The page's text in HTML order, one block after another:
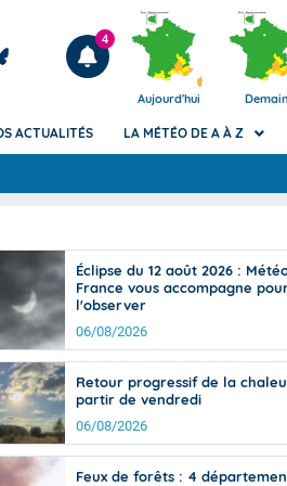
Articles
4
Aujourd'hui Demain
de
Phénomènes dangereux de
Avertissement pluies
des communes (Apic)
Bulletins Marine
Bulletins d'estimation du
d'avalanche
Météo des forêts
Vigicrues
ACTUALITÉS LA MÉTÉO DE A À Z
Éclipse du 12 août 2026 :
France vous accompagne
l'observer
06/08/2026
Retour progressif de la
partir de vendredi
06/08/2026
Feux de forêts : 4